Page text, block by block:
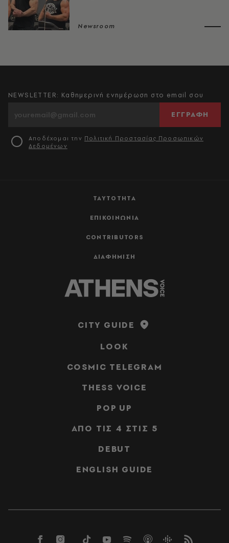
Newsroom
ΤΑΥΤΟΤΗΤΑ
ΕΠΙΚΟΙΝΩΝΙΑ
CONTRIBUTORS
ΔΙΑΦΗΜΙΣΗ
NEWSLETTER: Καθημερινή ενημέρωση στο email σου
ΕΓΓΡΑΦΗ
Αποδέχομαι την Πολιτική Προστασίας Προσωπικών
Δεδομένων
CITY GUIDE
LOOK
COSMIC TELEGRAM
THESS VOICE
POP UP
ΑΠΟ ΤΙΣ 4 ΣΤΙΣ 5
DEBUT
ENGLISH GUIDE